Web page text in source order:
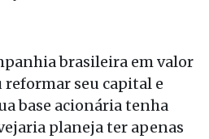
brasileira em valor
reformar seu capital e
base acionária tenha
planeja ter apenas